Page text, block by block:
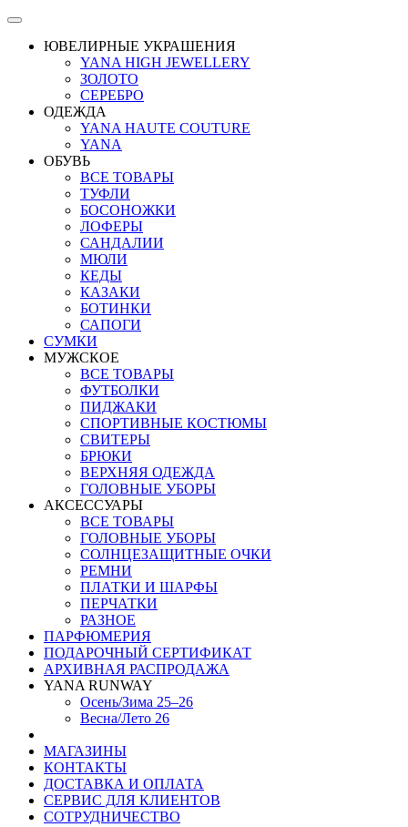
ЮВЕЛИРНЫЕ УКРАШЕНИЯ
YANA HIGH JEWELLERY
ЗОЛОТО
СЕРЕБРО
ОДЕЖДА
YANA HAUTE COUTURE
YANA
ОБУВЬ
ВСЕ ТОВАРЫ
ТУФЛИ
БОСОНОЖКИ
ЛОФЕРЫ
САНДАЛИИ
МЮЛИ
КЕДЫ
КАЗАКИ
БОТИНКИ
САПОГИ
СУМКИ
МУЖСКОЕ
ВСЕ ТОВАРЫ
ФУТБОЛКИ
ПИДЖАКИ
СПОРТИВНЫЕ КОСТЮМЫ
СВИТЕРЫ
БРЮКИ
ВЕРХНЯЯ ОДЕЖДА
ГОЛОВНЫЕ УБОРЫ
АКСЕССУАРЫ
ВСЕ ТОВАРЫ
ГОЛОВНЫЕ УБОРЫ
СОЛНЦЕЗАЩИТНЫЕ ОЧКИ
РЕМНИ
ПЛАТКИ И ШАРФЫ
ПЕРЧАТКИ
РАЗНОЕ
ПАРФЮМЕРИЯ
ПОДАРОЧНЫЙ СЕРТИФИКАТ
АРХИВНАЯ РАСПРОДАЖА
YANA RUNWAY
Осень/Зима 25–26
Весна/Лето 26
МАГАЗИНЫ
КОНТАКТЫ
ДОСТАВКА И ОПЛАТА
СЕРВИС ДЛЯ КЛИЕНТОВ
СОТРУДНИЧЕСТВО